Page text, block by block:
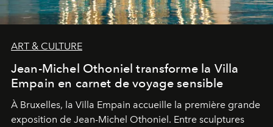
ART & CULTURE
Jean-Michel Othoniel transforme la Villa
Empain en carnet de voyage sensible
À Bruxelles, la Villa Empain accueille la première grande
exposition de Jean-Michel Othoniel. Entre sculptures